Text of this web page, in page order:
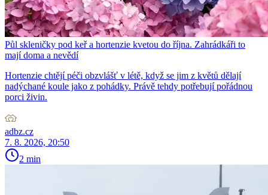
Půl skleničky pod keř a hortenzie kvetou do října. Zahrádkáři to
mají doma a nevědí
Hortenzie chtějí péči obzvlášť v létě, když se jim z květů dělají
nadýchané koule jako z pohádky. Právě tehdy potřebují pořádnou
porci živin.
adbz.cz
7. 8. 2026, 20:50
2 min